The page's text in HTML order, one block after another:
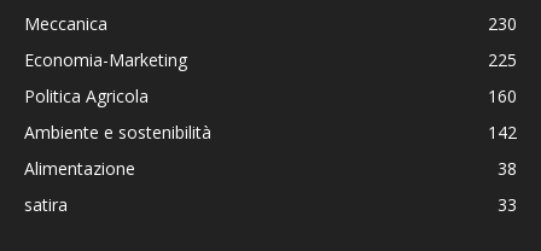
Meccanica
230
Economia-Marketing
225
Politica Agricola
160
Ambiente e sostenibilità
142
Alimentazione
38
satira
33